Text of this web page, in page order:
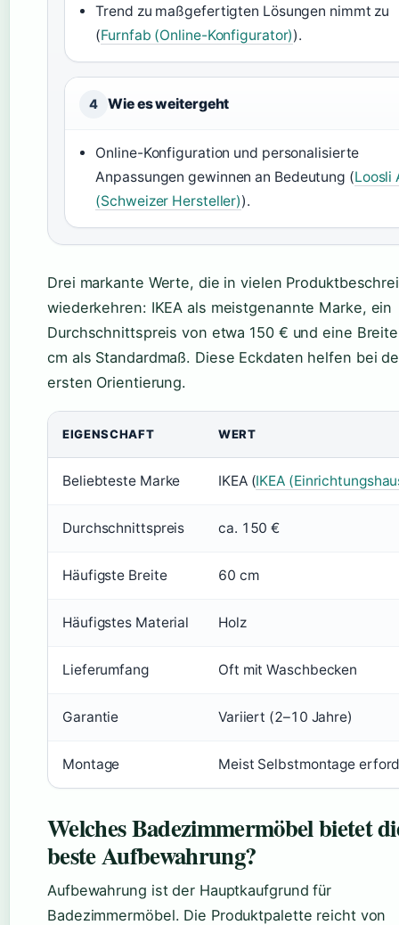
Trend zu maßgefertigten Lösungen nimmt zu
(Furnfab (Online-Konfigurator)).
4 Wie es weitergeht
Online-Konfiguration und personalisierte
Anpassungen gewinnen an Bedeutung (Loosli
(Schweizer Hersteller)).
Drei markante Werte, die in vielen
wiederkehren: IKEA als meistgenannte Marke, ein
Durchschnittspreis von etwa 150 € und eine
cm als Standardmaß. Diese Eckdaten helfen bei
ersten Orientierung.
EIGENSCHAFT WERT
Beliebteste Marke IKEA (IKEA
Durchschnittspreis ca. 150 €
Häufigste Breite 60 cm
Häufigstes Material Holz
Lieferumfang Oft mit Waschbecken
Garantie Variiert (2–10 Jahre)
Montage Meist Selbstmontage
Welches Badezimmermöbel bietet
beste Aufbewahrung?
Aufbewahrung ist der Hauptkaufgrund für
Badezimmermöbel. Die Produktpalette reicht von